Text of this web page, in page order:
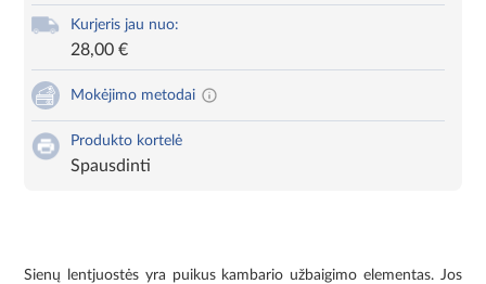
Kurjeris jau nuo:
28,00 €
Mokėjimo metodai
Produkto kortelė
Spausdinti
Sienų lentjuostės yra puikus kambario užbaigimo elementas. Jos